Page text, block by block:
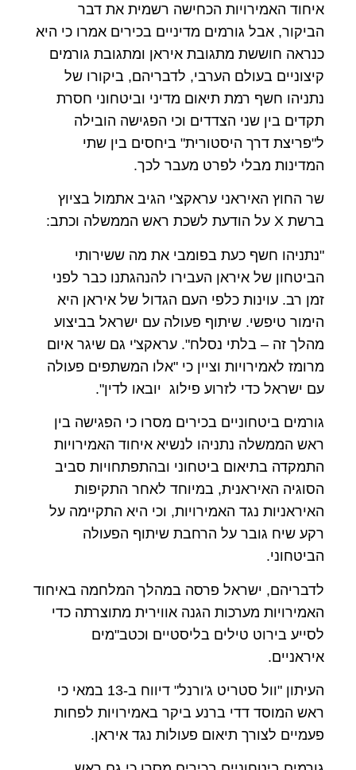
איחוד האמירויות הכחישה רשמית את דבר
הביקור, אבל גורמים מדיניים בכירים אמרו כי היא
כנראה חוששת מתגובת איראן ומתגובת גורמים
קיצוניים בעולם הערבי, לדבריהם, ביקורו של
נתניהו חשף רמת תיאום מדיני וביטחוני חסרת
תקדים בין שני הצדדים וכי הפגישה הובילה
ל"פריצת דרך היסטורית" ביחסים בין שתי
המדינות מבלי לפרט מעבר לכך.
שר החוץ האיראני עראקצ'י הגיב אתמול בציוץ
ברשת X על הודעת לשכת ראש הממשלה וכתב:
"נתניהו חשף כעת בפומבי את מה ששירותי
הביטחון של איראן העבירו להנהגתנו כבר לפני
זמן רב. עוינות כלפי העם הגדול של איראן היא
הימור טיפשי. שיתוף פעולה עם ישראל בביצוע
מהלך זה – בלתי נסלח". עראקצ'י גם שיגר איום
מרומז לאמירויות וציין כי "אלו המשתפים פעולה
עם ישראל כדי לזרוע פילוג יובאו לדין".
גורמים ביטחוניים בכירים מסרו כי הפגישה בין
ראש הממשלה נתניהו לנשיא איחוד האמירויות
התמקדה בתיאום ביטחוני ובהתפתחויות סביב
הסוגיה האיראנית, במיוחד לאחר התקיפות
האיראניות נגד האמירויות, וכי היא התקיימה על
רקע שיח גובר על הרחבת שיתוף הפעולה
הביטחוני.
לדבריהם, ישראל פרסה במהלך המלחמה באיחוד
האמירויות מערכות הגנה אווירית מתוצרתה כדי
לסייע בירוט טילים בליסטיים וכטב"מים
איראניים.
העיתון "וול סטריט ג'ורנל" דיווח ב-13 במאי כי
ראש המוסד דדי ברנע ביקר באמירויות לפחות
פעמיים לצורך תיאום פעולות נגד איראן.